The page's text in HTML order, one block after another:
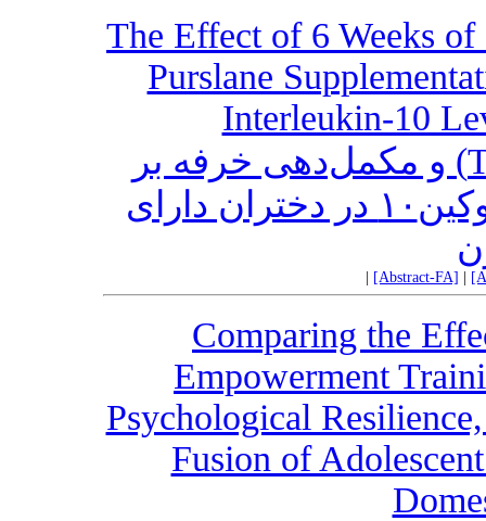
The Effect of 6 Weeks
Purslane
Interleukin-10
تأثیر۶ هفته تمرینات معلق(TRX) و مکمل‌دهی خرفه بر
سطوح اینترلوکین-۱ بتا و اینترلوکین۱۰ در دختران دارای
[Abstract-FA]
Comparing the
Empowerment
Psychological
Fusion of